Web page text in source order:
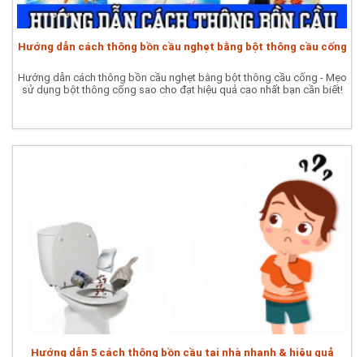
Hướng dẫn cách thông bồn cầu nghẹt bằng bột thông cầu cống
Hướng dẫn cách thông bồn cầu nghẹt bằng bột thông cầu cống - Mẹo
sử dụng bột thông cống sao cho đạt hiệu quả cao nhất bạn cần biết!
Hướng dẫn 5 cách thông bồn cầu tại nhà nhanh & hiệu quả